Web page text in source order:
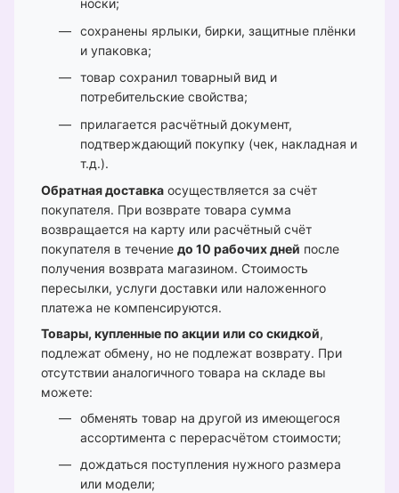
носки;
сохранены ярлыки, бирки, защитные плёнки
и упаковка;
товар сохранил товарный вид и
потребительские свойства;
прилагается расчётный документ,
подтверждающий покупку (чек, накладная и
т.д.).
Обратная доставка осуществляется за счёт
покупателя. При возврате товара сумма
возвращается на карту или расчётный счёт
покупателя в течение до 10 рабочих дней после
получения возврата магазином. Стоимость
пересылки, услуги доставки или наложенного
платежа не компенсируются.
Товары, купленные по акции или со скидкой,
подлежат обмену, но не подлежат возврату. При
отсутствии аналогичного товара на складе вы
можете:
обменять товар на другой из имеющегося
ассортимента с перерасчётом стоимости;
дождаться поступления нужного размера
или модели;